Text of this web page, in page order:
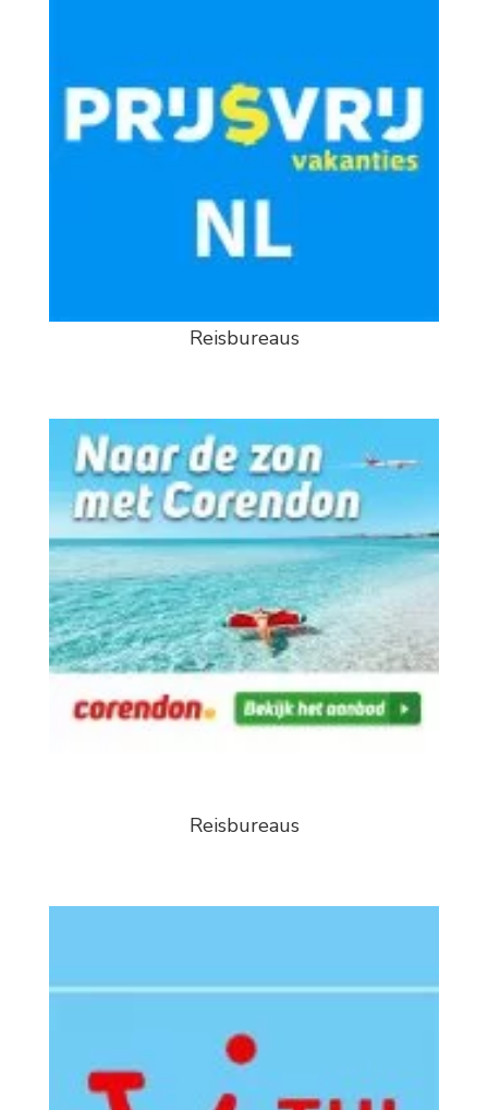
Reisbureaus
Reisbureaus